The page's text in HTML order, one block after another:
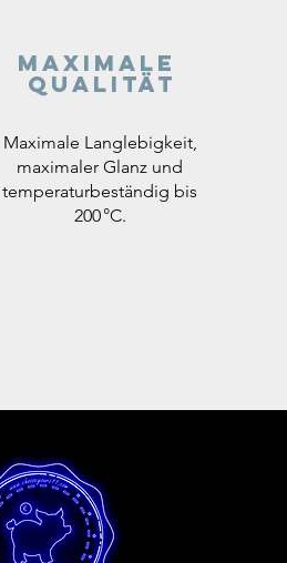
Maximale
Qualität
Maximale Langlebigkeit,
maximaler Glanz und
temperaturbeständig bis
200 °C.